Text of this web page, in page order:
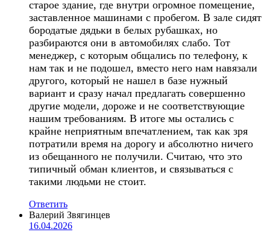
старое здание, где внутри огромное помещение,
заставленное машинами с пробегом. В зале сидят
бородатые дядьки в белых рубашках, но
разбираются они в автомобилях слабо. Тот
менеджер, с которым общались по телефону, к
нам так и не подошел, вместо него нам навязали
другого, который не нашел в базе нужный
вариант и сразу начал предлагать совершенно
другие модели, дороже и не соответствующие
нашим требованиям. В итоге мы остались с
крайне неприятным впечатлением, так как зря
потратили время на дорогу и абсолютно ничего
из обещанного не получили. Считаю, что это
типичный обман клиентов, и связываться с
такими людьми не стоит.
Ответить
Валерий Звягинцев
16.04.2026